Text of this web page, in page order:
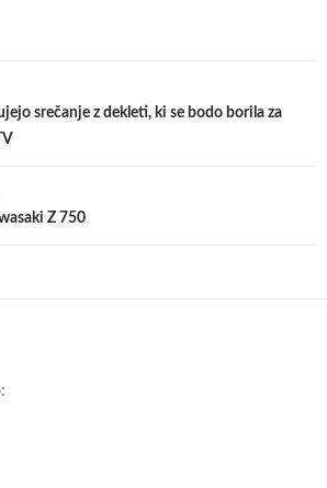
srečanje z dekleti, ki se bodo borila za
Z 750